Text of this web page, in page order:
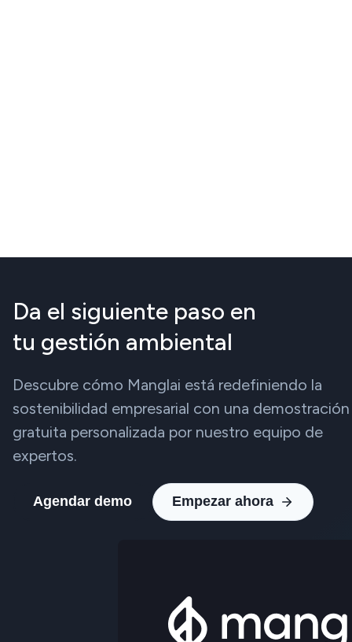
Da el siguiente paso en
tu gestión ambiental
Descubre cómo Manglai está redefiniendo la
sostenibilidad empresarial con una demostración
gratuita personalizada por nuestro equipo de
expertos.
Agendar demo Empezar ahora